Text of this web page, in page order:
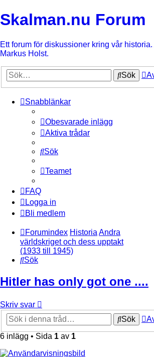
Skalman.nu Forum
Ett forum för diskussioner kring vår
Markus Holst.
Sök
Snabblänkar
Obesvarade inlägg
Aktiva trådar
Sök
Teamet
FAQ
Logga in
Bli medlem
Forumindex HistoriaAndra
världskriget och dess upptakt
(1933 till 1945)
Sök
Hitler has only got one ....
Skriv svar
Sök
6 inlägg • Sida 1 av 1